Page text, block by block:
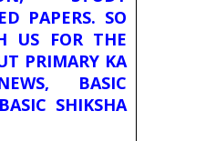
PAPERS. SO
US FOR THE
PRIMARY KA
BASIC
SHIKSHA